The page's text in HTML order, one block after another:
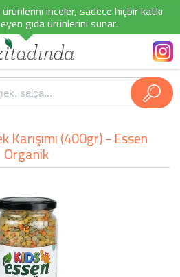
inceler,sadecehiçbir katkı
gıda ürünlerini sunar.
(400gr) - Essen
Organik